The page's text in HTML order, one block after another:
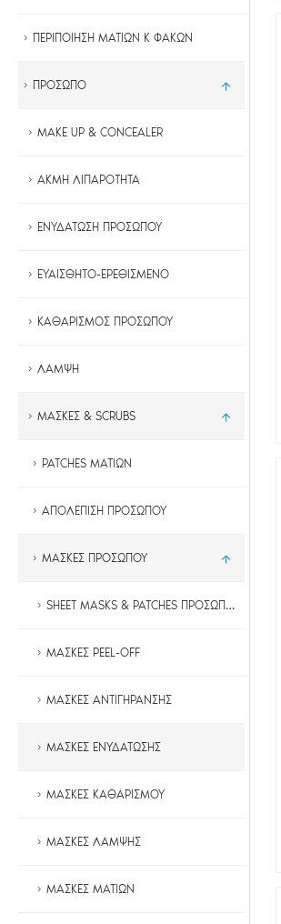
ΠΕΡΙΠΟΙΗΣΗ ΜΑΤΙΩΝ Κ ΦΑΚΩΝ
ΠΡΟΣΩΠΟ
MAKE UP & CONCEALER
ΑΚΜΗ ΛΙΠΑΡΟΤΗΤΑ
ΕΝΥΔΑΤΩΣΗ ΠΡΟΣΩΠΟΥ
ΕΥΑΙΣΘΗΤΟ-ΕΡΕΘΙΣΜΕΝΟ
ΚΑΘΑΡΙΣΜΟΣ ΠΡΟΣΩΠΟΥ
ΛΑΜΨΗ
ΜΑΣΚΕΣ & SCRUBS
PATCHES ΜΑΤΙΩΝ
ΑΠΟΛΕΠΙΣΗ ΠΡΟΣΩΠΟΥ
ΜΑΣΚΕΣ ΠΡΟΣΩΠΟΥ
SHEET MASKS & PATCHES ΠΡΟΣΩΠΟΥ
ΜΑΣΚΕΣ PEEL-OFF
ΜΑΣΚΕΣ ΑΝΤΙΓΗΡΑΝΣΗΣ
ΜΑΣΚΕΣ ΕΝΥΔΑΤΩΣΗΣ
ΜΑΣΚΕΣ ΚΑΘΑΡΙΣΜΟΥ
ΜΑΣΚΕΣ ΛΑΜΨΗΣ
ΜΑΣΚΕΣ ΜΑΤΙΩΝ